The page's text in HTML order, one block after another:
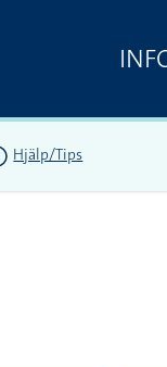
Hjälp/Tips